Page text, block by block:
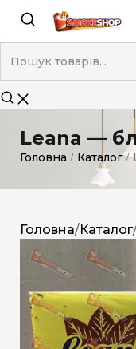
Leana —
Головна / Каталог /
Головна/Каталог